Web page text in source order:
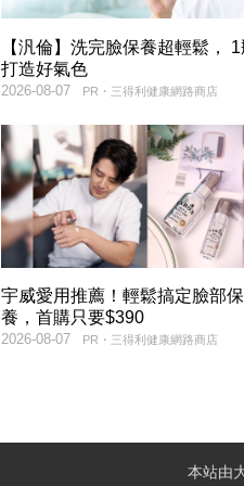
【汎倫】洗完臉保養超輕鬆，
打造好氣色
PR・三得利健康網路商店
2026-08-07
宇威愛用推薦！輕鬆搞定臉部保
養，首購只要$390
PR・三得利健康網路商店
2026-08-07
本站由